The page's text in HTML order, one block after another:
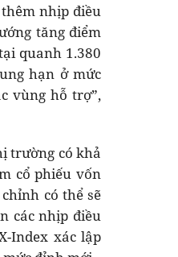
nhịp điều
tăng điểm
quanh 1.380
hạn ở mức
vùng hỗ trợ”,
trường có khả
cổ phiếu vốn
có thể sẽ
các nhịp điều
Index xác lập